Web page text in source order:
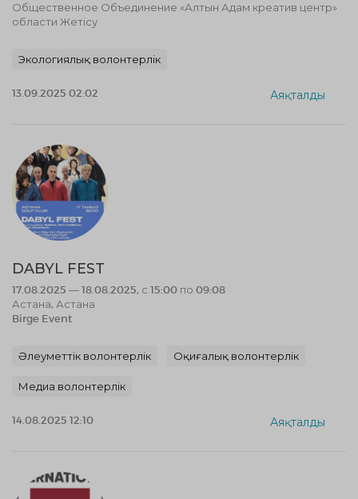
Общественное Объединение «Алтын Адам креатив центр»
области Жетісу
Экологиялық волонтерлік
13.09.2025 02:02 Аяқталды
DABYL FEST
17.08.2025 — 18.08.2025, с 15:00 по 09:08
Астана, Астана
Birge Event
Әлеуметтік волонтерлік Оқиғалық волонтерлік
Медиа волонтерлік
14.08.2025 12:10 Аяқталды